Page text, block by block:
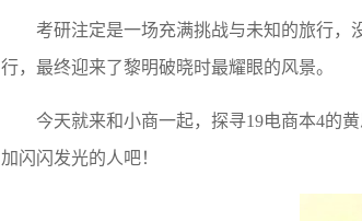
考研注定是一场充满挑战与未知的旅行，
行，最终迎来了黎明破晓时最耀眼的风景。
今天就来和小商一起，探寻19电商本4的
加闪闪发光的人吧！